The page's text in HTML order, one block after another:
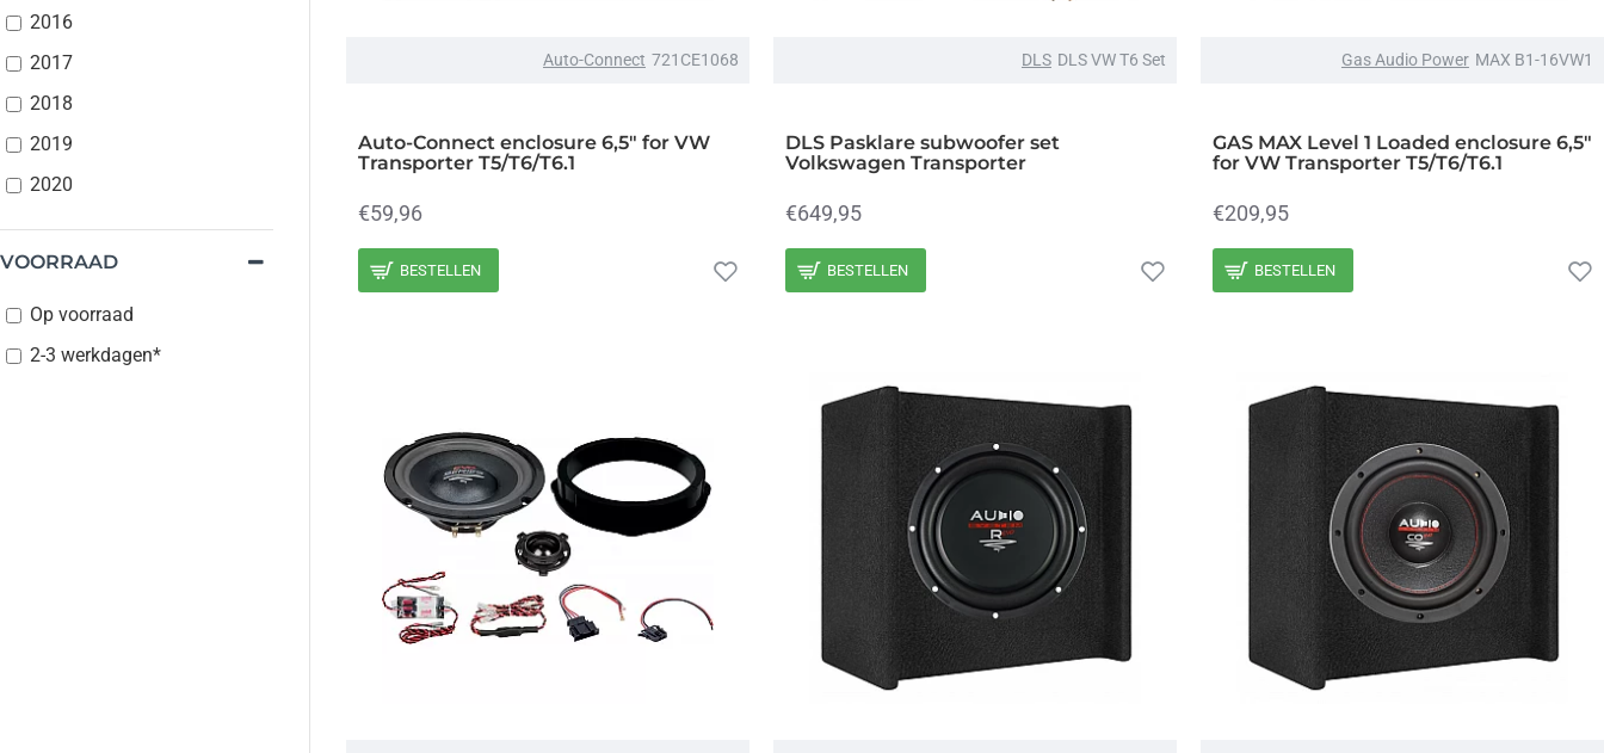
2016
2017
2018
2019
2020
VOORRAAD
Op voorraad
2-3 werkdagen*
Auto-Connect 721CE1068
Auto-Connect enclosure 6,5" for VW
Transporter T5/T6/T6.1
€59,96
BESTELLEN
DLS DLS VW T6 Set
DLS Pasklare subwoofer set
Volkswagen Transporter
€649,95
BESTELLEN
Gas Audio Power MAX B1-16VW1
GAS MAX Level 1 Loaded enclosure 6,5"
for VW Transporter T5/T6/T6.1
€209,95
BESTELLEN